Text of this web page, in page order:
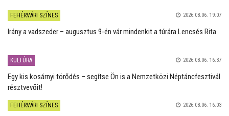
FEHÉRVÁRI SZÍNES 2026.08.06. 19:07
Irány a vadszeder – augusztus 9-én vár mindenkit a túrára Lencsés Rita
KULTÚRA 2026.08.06. 16:37
Egy kis kosárnyi törődés – segítse Ön is a Nemzetközi Néptáncfesztivál
résztvevőit!
FEHÉRVÁRI SZÍNES 2026.08.06. 16:03